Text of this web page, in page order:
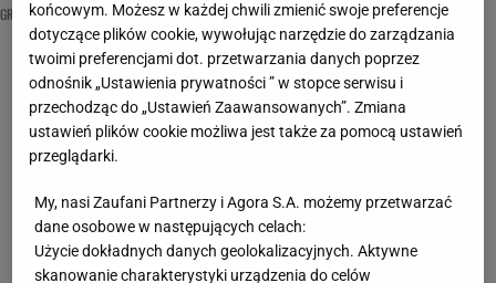
GRY ZNAJDŹ RÓŻNICE GRY ŁAMIGŁÓWKI QUIZ
końcowym. Możesz w każdej chwili zmienić swoje preferencje
dotyczące plików cookie, wywołując narzędzie do zarządzania
twoimi preferencjami dot. przetwarzania danych poprzez
odnośnik „Ustawienia prywatności ” w stopce serwisu i
przechodząc do „Ustawień Zaawansowanych”. Zmiana
ustawień plików cookie możliwa jest także za pomocą ustawień
przeglądarki.
My, nasi Zaufani Partnerzy i Agora S.A. możemy przetwarzać
dane osobowe w następujących celach:
Użycie dokładnych danych geolokalizacyjnych. Aktywne
skanowanie charakterystyki urządzenia do celów